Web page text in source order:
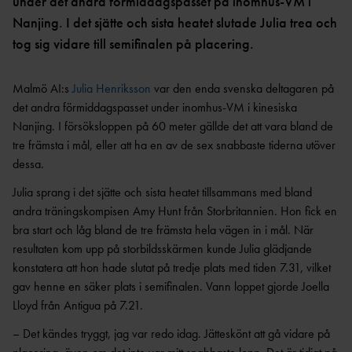
NYHETER SAMARBETEN &
NYHETER FRÅN
RF
PARAFRIIDRO
TT
MÄSTERSKAPSGRUPPEN
2026
ANTIDOPING
UTBILDNING
AR
MEDICINSK
DISPENS
VISTELSERAPPORTERI
NG
GRENPROGRAM &
POÄNGTABELLER
INTYG
KASTSÄKERH
ET
BANMÄTNIN
G
TÄVLINGAR FÖR
BARN
TÄVLINGAR FÖR
UNGDOM
SVENSKA MÄSTERSKAP
SM-TÄVLINGAR OCH
INTERNATIONELLA
MÄSTERSKAP
UTMÄRKELSER OCH
PRISER
SVENSKA
VÄRLDSREKORD
VÄRLDSÅRSBÄSTAN
NCAA – AMERIKANSKA
UNIVERSITETSMÄSTERSKAPEN
FINALEN
ATEA
FRIIDROTTSGALAN
Nanjing. I det sjätte och sista heatet slutade Julia trea och
tog sig vidare till semifinalen på placering.
Malmö AI:sJulia Henriksson var den enda svenska deltagaren på
det andra förmiddagspasset under inomhus-VM i kinesiska
Nanjing. I försöksloppen på 60 meter gällde det att vara bland de
tre främsta i mål, eller att ha en av de sex snabbaste tiderna utöver
dessa.
Julia sprang i det sjätte och sista heatet tillsammans med bland
andra träningskompisen Amy Hunt från Storbritannien. Hon fick en
bra start och låg bland de tre främsta hela vägen in i mål. När
resultaten kom upp på storbildsskärmen kunde Julia glädjande
konstatera att hon hade slutat på tredje plats med tiden 7.31, vilket
gav henne en säker plats i semifinalen. Vann loppet gjorde Joella
Lloyd från Antigua på 7.21.
– Det kändes tryggt, jag var redo idag. Jätteskönt att gå vidare på